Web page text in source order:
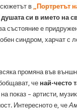
сюжетът в „Портретът
душата си в името на
състояние е
синдром, харчат с
промяна във
че най-често
на показ – артисти,
Интересното е, че